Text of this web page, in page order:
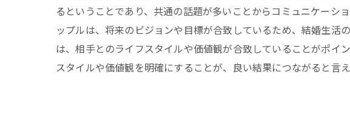
るということであり、共通の話題が多いことからコミュニケーシ
ップルは、将来のビジョンや目標が合致しているため、結婚生
は、相手とのライフスタイルや価値観が合致していることがポイ
スタイルや価値観を明確にすることが、良い結果につながると言え